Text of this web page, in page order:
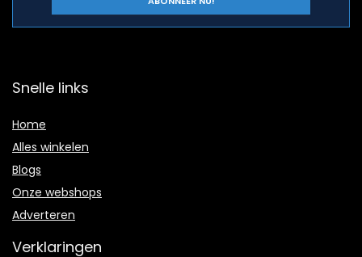
Snelle links
Home
Alles winkelen
Blogs
Onze webshops
Adverteren
Verklaringen